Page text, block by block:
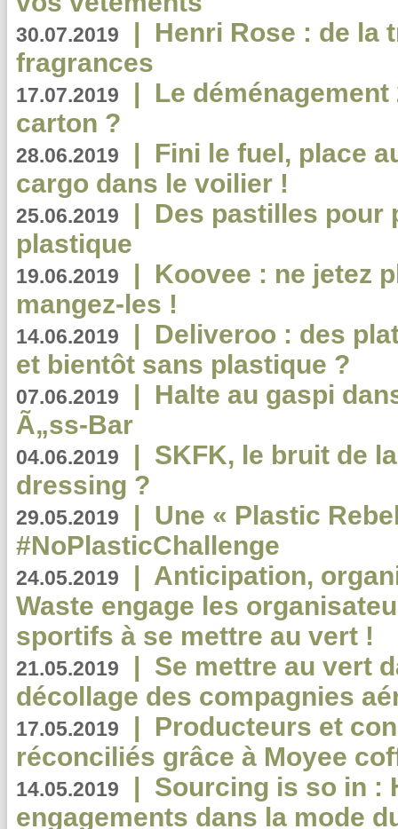
30.07.2019 | Henri Rose : de la
fragrances
17.07.2019 | Le
carton ?
28.06.2019 | Fini le fuel, place
cargo dans le voilier !
25.06.2019 | Des pastilles pour
plastique
19.06.2019 | Koovee : ne jetez
mangez-les !
14.06.2019 | Deliveroo : des
et bientôt sans plastique ?
07.06.2019 | Halte au gaspi
Ã„ss-Bar
04.06.2019 | SKFK, le bruit de
dressing ?
29.05.2019 | Une « Plastic
#NoPlasticChallenge
24.05.2019 | Anticipation,
Waste engage les
sportifs à se mettre au vert !
21.05.2019 | Se mettre au vert
décollage des compagnies
17.05.2019 | Producteurs et
réconciliés grâce à Moyee
14.05.2019 | Sourcing is so in :
engagements dans la mode